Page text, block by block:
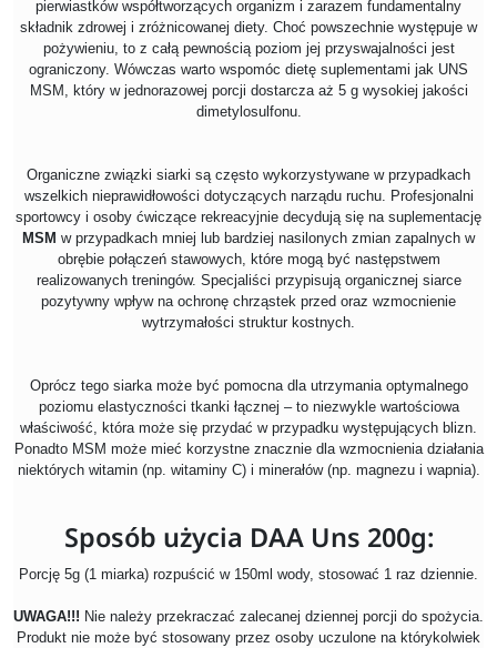
pierwiastków współtworzących organizm i zarazem fundamentalny
składnik zdrowej i zróżnicowanej diety. Choć powszechnie występuje w
pożywieniu, to z całą pewnością poziom jej przyswajalności jest
ograniczony. Wówczas warto wspomóc dietę suplementami jak UNS
MSM, który w jednorazowej porcji dostarcza aż 5 g wysokiej jakości
dimetylosulfonu.
Organiczne związki siarki są często wykorzystywane w przypadkach
wszelkich nieprawidłowości dotyczących narządu ruchu. Profesjonalni
sportowcy i osoby ćwiczące rekreacyjnie decydują się na suplementację
MSM w przypadkach mniej lub bardziej nasilonych zmian zapalnych w
obrębie połączeń stawowych, które mogą być następstwem
realizowanych treningów. Specjaliści przypisują organicznej siarce
pozytywny wpływ na ochronę chrząstek przed oraz wzmocnienie
wytrzymałości struktur kostnych.
Oprócz tego siarka może być pomocna dla utrzymania optymalnego
poziomu elastyczności tkanki łącznej – to niezwykle wartościowa
właściwość, która może się przydać w przypadku występujących blizn.
Ponadto MSM może mieć korzystne znacznie dla wzmocnienia działania
niektórych witamin (np. witaminy C) i minerałów (np. magnezu i wapnia).
Sposób użycia DAA Uns 200g:
Porcję 5g (1 miarka) rozpuścić w 150ml wody, stosować 1 raz dziennie.
UWAGA!!! Nie należy przekraczać zalecanej dziennej porcji do spożycia.
Produkt nie może być stosowany przez osoby uczulone na którykolwiek